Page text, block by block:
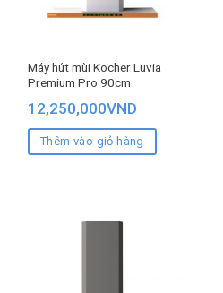
Máy hút mùi Kocher Luvia
Premium Pro 90cm
12,250,000VND
Thêm vào giỏ hàng